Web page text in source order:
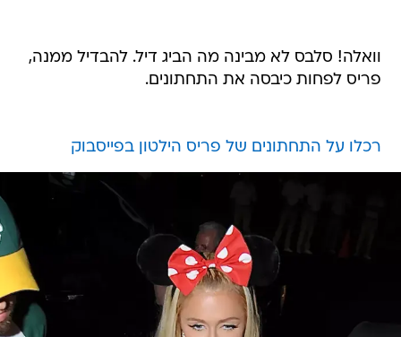
וואלה! סלבס לא מבינה מה הביג דיל. להבדיל ממנה,
פריס לפחות כיבסה את התחתונים.
רכלו על התחתונים של פריס הילטון בפייסבוק